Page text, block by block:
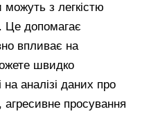
з легкістю
Це допомагає
впливає на
швидко
аналізі даних про
агресивне просування